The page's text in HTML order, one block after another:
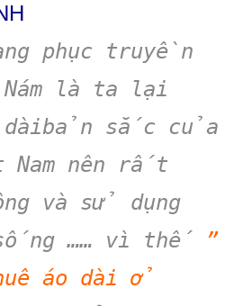
phục truyền
là ta lại
sắc của
Nam nên rất
và sử dụng
…… vì thế ”
áo dài ở